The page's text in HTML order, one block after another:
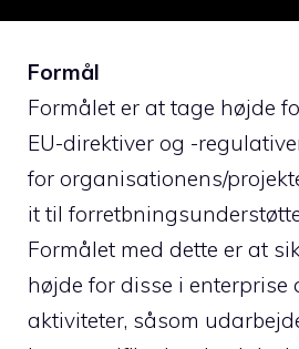
Formål
Formålet er at tage højde
EU-direktiver og -
for organisationens/
it til
Formålet med dette er at
højde for disse i enterprise
aktiviteter, såsom